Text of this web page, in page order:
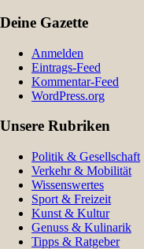
Deine Gazette
Anmelden
Eintrags-Feed
Kommentar-Feed
WordPress.org
Unsere Rubriken
Politik & Gesellschaft
Verkehr & Mobilität
Wissenswertes
Sport & Freizeit
Kunst & Kultur
Genuss & Kulinarik
Tipps & Ratgeber